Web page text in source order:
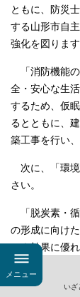
ともに、防災
する山形市自
強化を図ります
「消防機能の
全・安心な生
するため、仮
るとともに、
築工事を行い
次に、「環境
さい。
「脱炭素・循
の形成に向け
エネ効果に優
便の再配達を
減に資する家
メニュー
いざ